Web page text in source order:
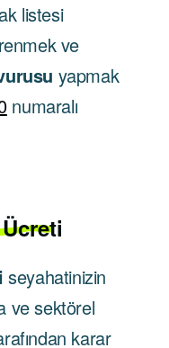
listesi
ve
yapmak
numaralı
seyahatinizin
ve sektörel
karar